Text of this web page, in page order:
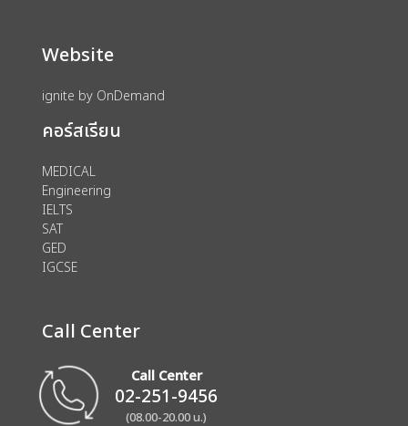
Website
ignite by OnDemand
คอร์สเรียน
MEDICAL
Engineering
IELTS
SAT
GED
IGCSE
Call Center
Call Center
02-251-9456
(08.00-20.00 น.)